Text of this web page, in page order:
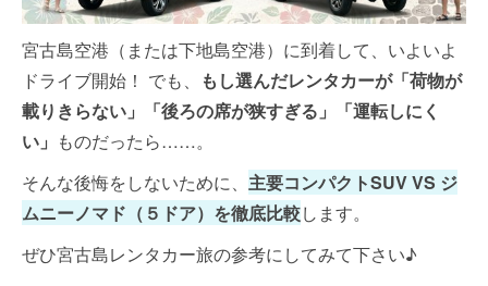
宮古島空港（または下地島空港）に到着して、いよいよ
ドライブ開始！ でも、
もし選んだレンタカーが「荷物が
載りきらない」「後ろの席が狭すぎる」「運転しにく
い」 ものだったら……。
そんな後悔をしないために、 主要コンパクトSUV VS ジ
ムニーノマド（５ドア）を徹底比較します。
ぜひ宮古島レンタカー旅の参考にしてみて下さい♪